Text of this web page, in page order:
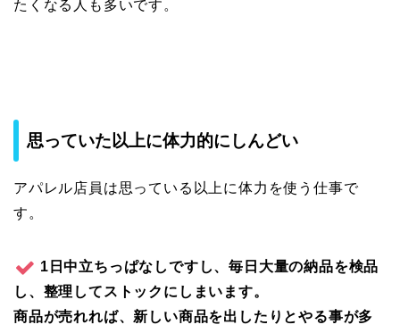
たくなる人も多いです。
思っていた以上に体力的にしんどい
アパレル店員は思っている以上に体力を使う仕事で
す。
1日中立ちっぱなしですし、毎日大量の納品を検品
し、整理してストックにしまいます。
商品が売れれば、新しい商品を出したりとやる事が多